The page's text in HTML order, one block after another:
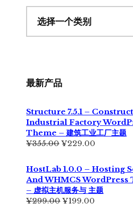
最新产品
Structure 7.5.1 –
Industrial Factory
Theme – 建筑工业工厂主题
¥355.00原
为：
¥355.00。
¥229.00
格
为：
¥229.00。
HostLab 1.0.0 – Hosting
And WHMCS WordPress
– 虚拟主机服务与 主题
¥299.00原
¥199.00